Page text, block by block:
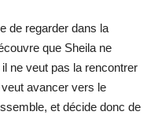
de regarder dans la
que Sheila ne
ne veut pas la rencontrer
avancer vers le
et décide donc de